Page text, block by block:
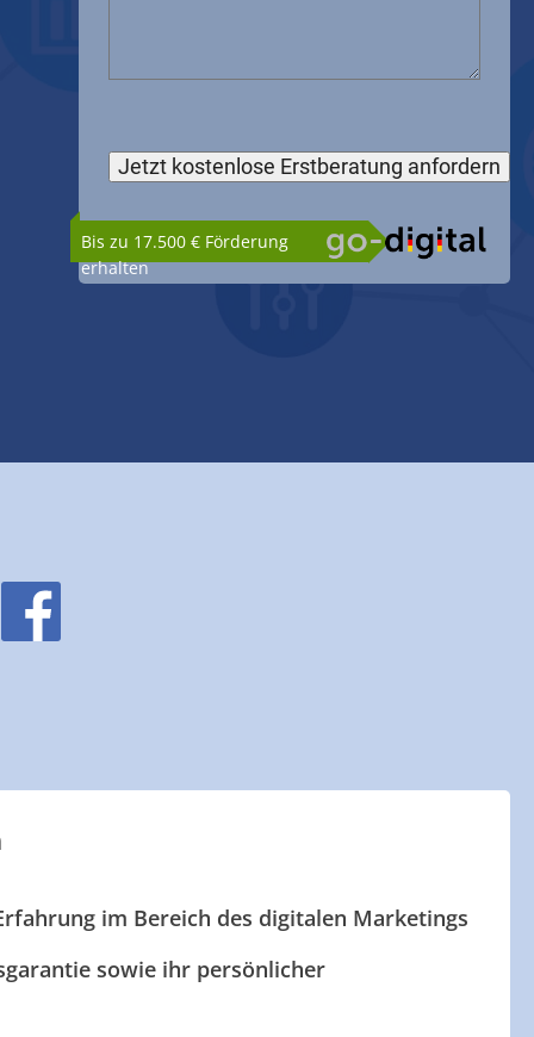
Bis zu 17.500 € Förderung
erhalten
im Bereich des digitalen Marketings
sowie ihr persönlicher